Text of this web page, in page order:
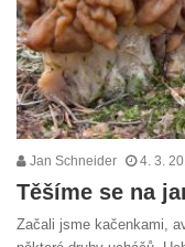
Jan Schneider 4. 3.
Těšíme se na
Začali jsme kačenkami,